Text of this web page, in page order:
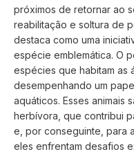
próximos de retornar ao
reabilitação e soltura de
destaca como uma
espécie emblemática. O
espécies que habitam as
desempenhando um
aquáticos. Esses animais
herbívora, que contribui
e, por conseguinte, para
eles enfrentam desafios